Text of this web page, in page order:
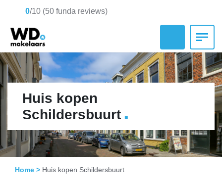
0/10 (50 funda reviews)
Huis kopen
Schildersbuurt .
Home > Huis kopen Schildersbuurt